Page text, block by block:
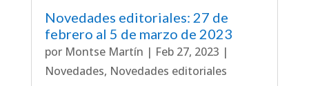
Novedades editoriales: 27 de
febrero al 5 de marzo de 2023
por Montse Martín | Feb 27, 2023 |
Novedades, Novedades editoriales